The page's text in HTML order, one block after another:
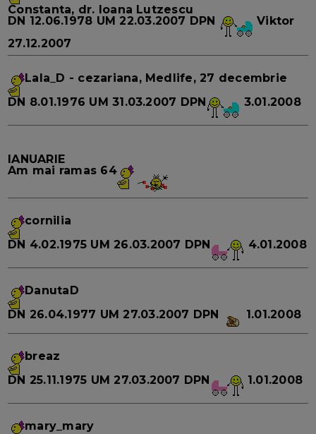
Constanta, dr. Ioana Lutzescu
DN 12.06.1978 UM 22.03.2007 DPN
Viktor
27.12.2007
Lala_D - cezariana, Medlife, 27 decembrie
DN 8.01.1976 UM 31.03.2007 DPN 3.01.2008
IANUARIE
Am mai ramas 64
cornilia
DN 4.02.1975 UM 26.03.2007 DPN 4.01.2008
DanutaD
DN 26.04.1977 UM 27.03.2007 DPN 1.01.2008
breaz
DN 25.11.1975 UM 27.03.2007 DPN 1.01.2008
mary_mary